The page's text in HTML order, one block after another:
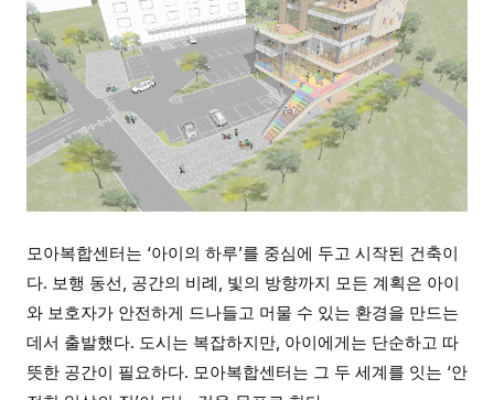
모아복합센터는 ‘아이의 하루’를 중심에 두고 시작된 건축이
다. 보행 동선, 공간의 비례, 빛의 방향까지 모든 계획은 아이
와 보호자가 안전하게 드나들고 머물 수 있는 환경을 만드는
데서 출발했다. 도시는 복잡하지만, 아이에게는 단순하고 따
뜻한 공간이 필요하다. 모아복합센터는 그 두 세계를 잇는 ‘안